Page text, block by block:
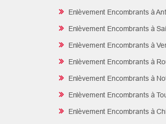
Enlèvement Encombrants à
Enlèvement Encombrants à
Enlèvement Encombrants à
Enlèvement Encombrants à
Enlèvement Encombrants à
Enlèvement Encombrants à
Enlèvement Encombrants à